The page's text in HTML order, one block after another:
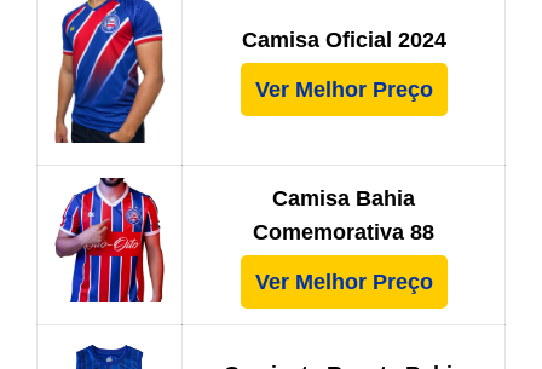
Camisa Oficial 2024
Ver Melhor Preço
Camisa Bahia
Comemorativa 88
Ver Melhor Preço